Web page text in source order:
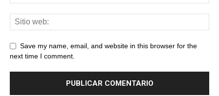
Save my name, email, and website in this browser for the
next time I comment.